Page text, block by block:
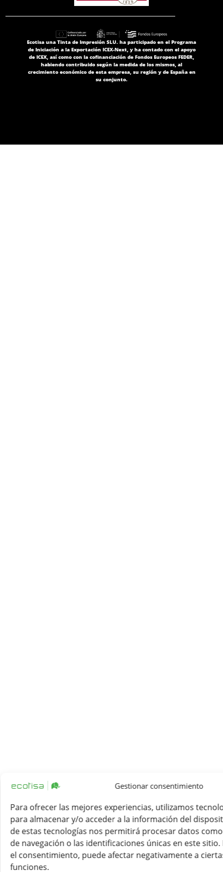
Gestionar consentimiento
Para ofrecer las mejores experiencias, utilizamos
para almacenar y/o acceder a la información del
de estas tecnologías nos permitirá procesar datos
de navegación o las identificaciones únicas en este
el consentimiento, puede afectar negativamente a
funciones.
Ecotisa una Tinta de Impresión SLU. ha participado en el Programa
de Iniciación a la Exportación ICEX-Next, y ha contado con el apoyo
de ICEX, así como con la cofinanciación de Fondos Europeos FEDER,
habiendo contribuido según la medida de los mismos, al
crecimiento económico de esta empresa, su región y de España en
su conjunto.